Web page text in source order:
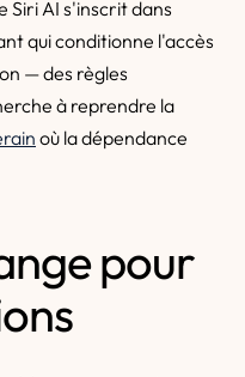
AI s'inscrit dans
qui conditionne l'accès
— des règles
à reprendre la
où la dépendance
pour